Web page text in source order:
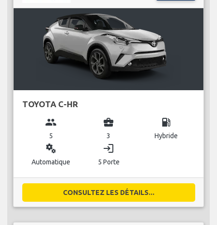
TOYOTA C-HR
group
5
business_center
3
local_gas_station
Hybride
miscellaneous_services
Automatique
login
5 Porte
CONSULTEZ LES DÉTAILS...